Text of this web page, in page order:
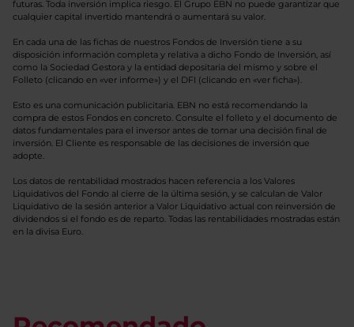
futuras. Toda inversión implica riesgo. El Grupo EBN no puede garantizar que
cualquier capital invertido mantendrá o aumentará su valor.
En cada una de las fichas de nuestros Fondos de Inversión tiene a su
disposición información completa y relativa a dicho Fondo de Inversión, así
como la Sociedad Gestora y la entidad depositaria del mismo y sobre el
Folleto (clicando en «ver informe») y el DFI (clicando en «ver ficha»).
Esto es una comunicación publicitaria. EBN no está recomendando la
compra de estos Fondos en concreto. Consulte el folleto y el documento de
datos fundamentales para el inversor antes de tomar una decisión final de
inversión. El Cliente es responsable de las decisiones de inversión que
adopte.
Los datos de rentabilidad mostrados hacen referencia a los Valores
Liquidativos del Fondo al cierre de la última sesión, y se calculan de Valor
Liquidativo de la sesión anterior a Valor Liquidativo actual con reinversión de
dividendos si el fondo es de reparto. Todas las rentabilidades mostradas están
en la divisa Euro.